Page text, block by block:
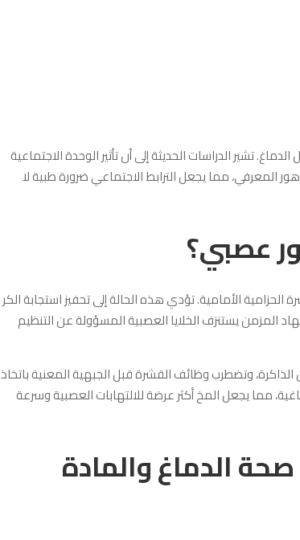
تشير الدراسات الحديثة إلى أن تأثير الوحدة الاجتماعية
وتسرع التدهور المعرفي، مما يجعل الترابط الاجتماعي ضرورة طبية لا
عصبي؟
الأمامية. تؤدي هذه الحالة إلى تحفيز استجابة الكر
المزمن يستنزف الخلايا العصبية المسؤولة عن التنظيم
وتضطرب وظائف القشرة قبل الجبهية المعنية باتخاذ
مما يجعل المخ أكثر عرضة للالتهابات العصبية وسرعة
الدماغ والمادة